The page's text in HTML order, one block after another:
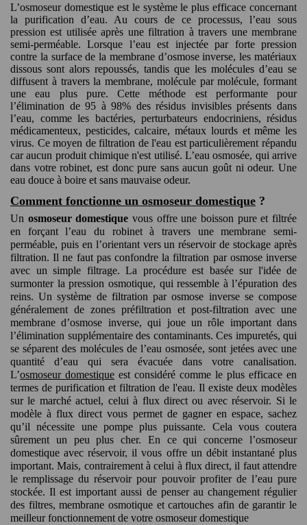
L’osmoseur domestiqueest le système le plus efficace concernant
la purification d’eau. Au cours de ce processus, l’eau sous
pression est utilisée après une filtration à travers une membrane
semi-perméable. Lorsque l’eau est injectée par forte pression
contre la surface de la membrane d’osmose inverse, les matériaux
dissous sont alors repoussés, tandis que les molécules d’eau se
diffusent à travers la membrane, molécule par molécule, formant
une eau plus pure. Cette méthode est performante pour
l’élimination de 95 à 98% des résidus invisibles présents dans
l’eau, comme les bactéries, perturbateurs endocriniens, résidus
médicamenteux, pesticides, calcaire, métaux lourds et même les
virus. Ce moyen de filtration de l'eau est particulièrement répandu
car aucun produit chimique n'est utilisé. L’eau osmosée, qui arrive
dans votre robinet, est donc pure sans aucun goût ni odeur. Une
eau douce à boire et sans mauvaise odeur.
Comment fonctionne un osmoseur domestique ?
Un osmoseur domestique vous offre une boisson pure et filtrée
en forçant l’eau du robinet à travers une membrane semi-
perméable, puis en l’orientant vers un réservoir de stockage après
filtration. Il ne faut pas confondre la filtration par osmose inverse
avec un simple filtrage. La procédure est basée sur l'idée de
surmonter la pression osmotique, qui ressemble à l’épuration des
reins. Un système de filtration par osmose inverse se compose
généralement de zones préfiltration et post-filtration avec une
membrane d’osmose inverse, qui joue un rôle important dans
l’élimination supplémentaire des contaminants. Ces impuretés, qui
se séparent des molécules de l’eau osmosée, sont jetées avec une
quantité d’eau qui sera évacuée dans votre canalisation.
L’osmoseur domestique est considéré comme le plus efficace en
termes de purification et filtration de l'eau. Il existe deux modèles
sur le marché actuel, celui à flux direct ou avec réservoir. Si le
modèle à flux direct vous permet de gagner en espace, sachez
qu’il nécessite une pompe plus puissante. Cela vous coutera
sûrement un peu plus cher. En ce qui concerne l’osmoseur
domestique avec réservoir, il vous offre un débit instantané plus
important. Mais, contrairement à celui à flux direct, il faut attendre
le remplissage du réservoir pour pouvoir profiter de l’eau pure
stockée. Il est important aussi de penser au changement régulier
des filtres, membrane osmotique et cartouches afin de garantir le
meilleur fonctionnement de votre osmoseur domestique